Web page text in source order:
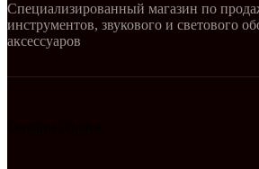
Специализированный магазин по
инструментов, звукового и светового
аксессуаров